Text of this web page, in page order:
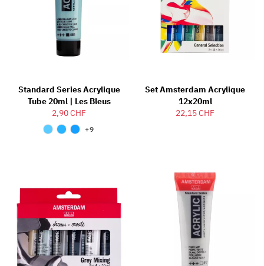
Standard Series Acrylique
Tube 20ml | Les Bleus
2,90 CHF
+9
Set Amsterdam Acrylique
12x20ml
22,15 CHF